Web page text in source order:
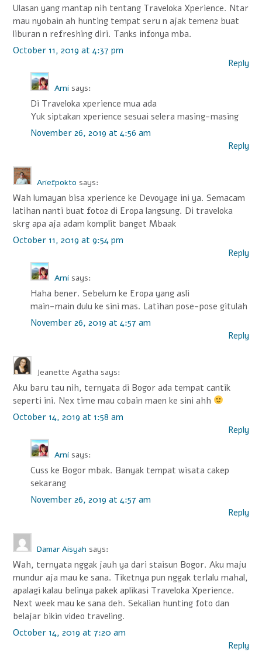
Ulasan yang mantap nih tentang Traveloka Xperience. Ntar
mau nyobain ah hunting tempat seru n ajak temen2 buat
liburan n refreshing diri. Tanks infonya mba.
October 11, 2019 at 4:37 pm
Reply
Arni says:
Di Traveloka xperience mua ada
Yuk siptakan xperience sesuai selera masing-masing
November 26, 2019 at 4:56 am
Reply
Ariefpokto says:
Wah lumayan bisa xperience ke Devoyage ini ya. Semacam
latihan nanti buat foto2 di Eropa langsung. Di traveloka
skrg apa aja adam komplit banget Mbaak
October 11, 2019 at 9:54 pm
Reply
Arni says:
Haha bener. Sebelum ke Eropa yang asli
main-main dulu ke sini mas. Latihan pose-pose gitulah
November 26, 2019 at 4:57 am
Reply
Jeanette Agatha says:
Aku baru tau nih, ternyata di Bogor ada tempat cantik
seperti ini. Nex time mau cobain maen ke sini ahh
October 14, 2019 at 1:58 am
Reply
Arni says:
Cuss ke Bogor mbak. Banyak tempat wisata cakep
sekarang
November 26, 2019 at 4:57 am
Reply
Damar Aisyah says:
Wah, ternyata nggak jauh ya dari staisun Bogor. Aku maju
mundur aja mau ke sana. Tiketnya pun nggak terlalu mahal,
apalagi kalau belinya pakek aplikasi Traveloka Xperience.
Next week mau ke sana deh. Sekalian hunting foto dan
belajar bikin video traveling.
October 14, 2019 at 7:20 am
Reply